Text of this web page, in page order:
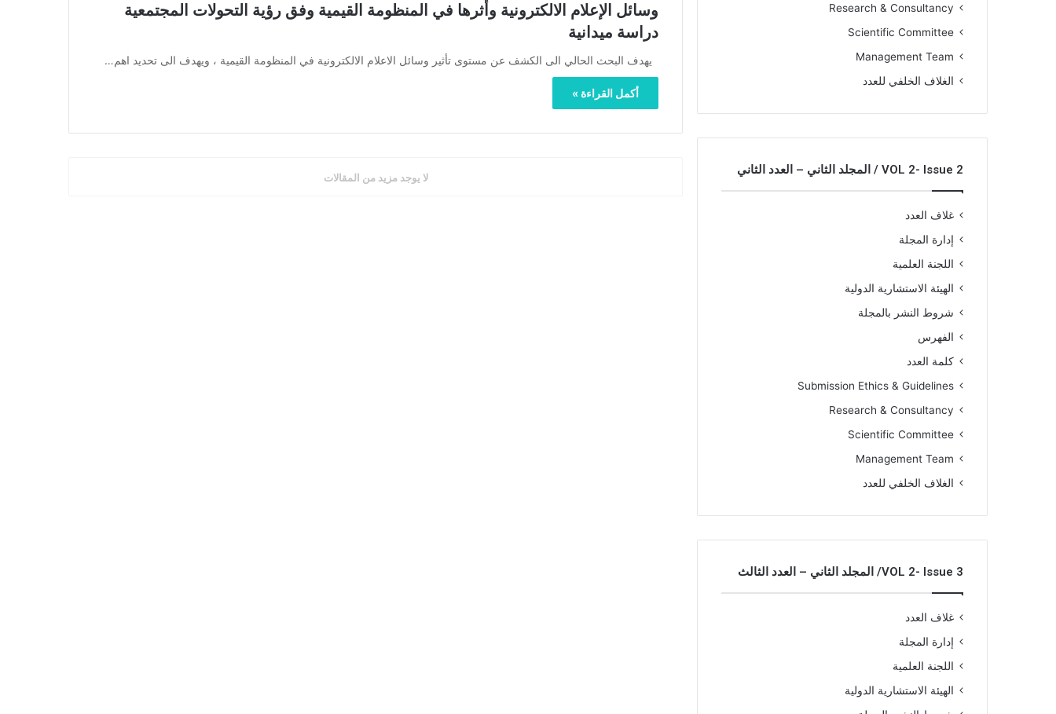
وسائل الإعلام الالكترونية وأثرها في المنظومة القيمية وفق رؤية التحولات المجتمعية
دراسة ميدانية
يهدف البحث الحالي الى الكشف عن مستوى تأثير وسائل الاعلام الالكترونية في المنظومة القيمية ، ويهدف الى تحديد اهم…
أكمل القراءة »
لا يوجد مزيد من المقالات
Research & Consultancy
Scientific Committee
Management Team
الغلاف الخلفي للعدد
VOL 2- Issue 2 / المجلد الثاني – العدد الثاني
غلاف العدد
إدارة المجلة
اللجنة العلمية
الهيئة الاستشارية الدولية
شروط النشر بالمجلة
الفهرس
كلمة العدد
Submission Ethics & Guidelines
Research & Consultancy
Scientific Committee
Management Team
الغلاف الخلفي للعدد
VOL 2- Issue 3/ المجلد الثاني – العدد الثالث
غلاف العدد
إدارة المجلة
اللجنة العلمية
الهيئة الاستشارية الدولية